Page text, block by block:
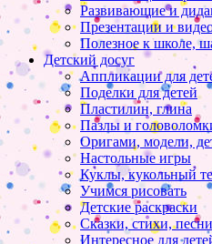
Развивающие и
Презентации и
Полезное к школе,
Детский досуг
Аппликации для
Поделки для детей
Пластилин, глина
Пазлы и
Оригами, модели,
Настольные игры
Куклы, кукольный
Учимся рисовать
Детские раскраски
Сказки, стихи,
Интересное для